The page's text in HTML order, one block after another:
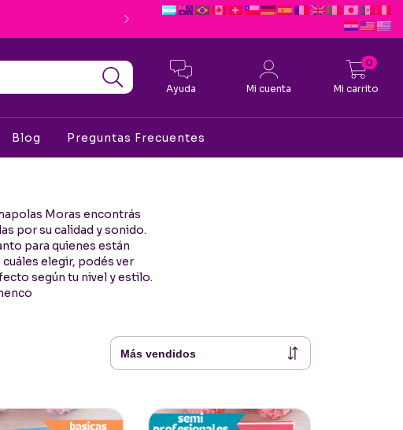
Envio Gratis desde
Ayuda Mi cuenta Mi carrito
0
Blog Preguntas Frecuentes
Moras encontrás
por su calidad y sonido.
para quienes están
elegir, podés ver
según tu nivel y estilo.